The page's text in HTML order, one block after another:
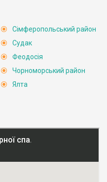
Сімферопольський район
Судак
Феодосія
Чорноморський район
Ялта